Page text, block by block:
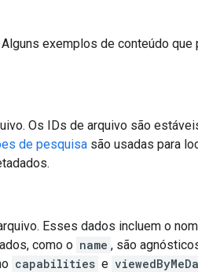
Alguns exemplos de conteúdo
Os IDs de arquivo são
de pesquisa são usadas para
Esses dados incluem o
como o name , são
capabilities e